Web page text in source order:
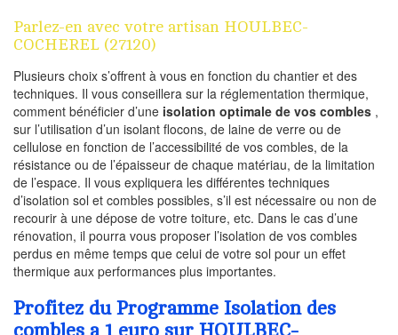
Parlez-en avec votre artisan HOULBEC-
COCHEREL (27120)
Plusieurs choix s’offrent à vous en fonction du chantier et des
techniques. Il vous conseillera sur la réglementation thermique,
comment bénéficier d’une isolation optimale de vos combles ,
sur l’utilisation d’un isolant flocons, de laine de verre ou de
cellulose en fonction de l’accessibilité de vos combles, de la
résistance ou de l’épaisseur de chaque matériau, de la limitation
de l’espace. Il vous expliquera les différentes techniques
d’isolation sol et combles possibles, s’il est nécessaire ou non de
recourir à une dépose de votre toiture, etc. Dans le cas d’une
rénovation, il pourra vous proposer l’isolation de vos combles
perdus en même temps que celui de votre sol pour un effet
thermique aux performances plus importantes.
Profitez du Programme Isolation des
combles a 1 euro sur HOULBEC-